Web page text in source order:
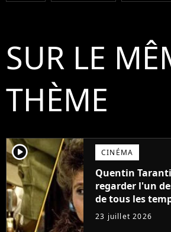
SUR LE
THÈME
player2 CINÉMA
Quentin
regarder l'un
de tous les
réussi à aller
de fin"
23 juillet 2026